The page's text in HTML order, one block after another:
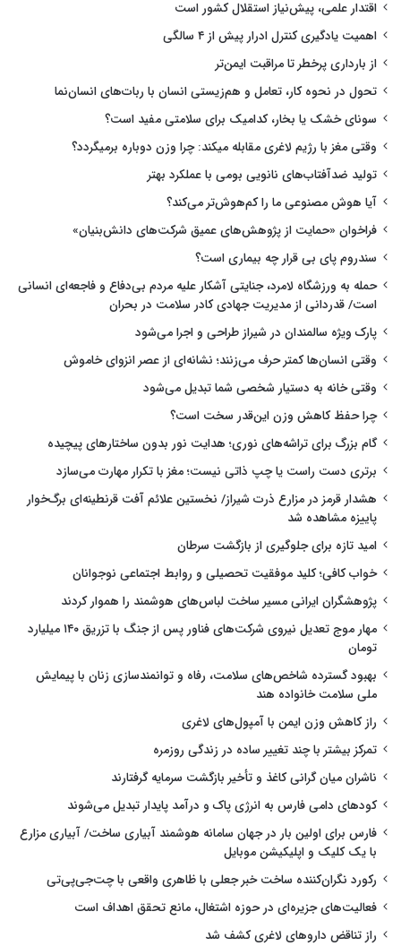
اقتدار علمی، پیش‌نیاز استقلال کشور است
اهمیت یادگیری کنترل ادرار پیش از ۴ سالگی
از بارداری پرخطر تا مراقبت ایمن‌تر
تحول در نحوه کار، تعامل و هم‌زیستی انسان با ربات‌های انسان‌نما
سونای خشک یا بخار، کدامیک برای سلامتی مفید است؟
وقتی مغز با رژیم لاغری مقابله میکند: چرا وزن دوباره برمیگردد؟
تولید ضدآفتاب‌های نانویی بومی با عملکرد بهتر
آیا هوش مصنوعی ما را کم‌هوش‌تر می‌کند؟
فراخوان «حمایت از پژوهش‌های عمیق شرکت‌های دانش‌بنیان»
سندروم پای بی قرار چه بیماری است؟
حمله به ورزشگاه لامرد، جنایتی آشکار علیه مردم بی‌دفاع و فاجعه‌ای انسانی
است/ قدردانی از مدیریت جهادی کادر سلامت در بحران
پارک ویژه سالمندان در شیراز طراحی و اجرا می‌شود
وقتی انسان‌ها کمتر حرف می‌زنند؛ نشانه‌ای از عصر انزوای خاموش
وقتی خانه به دستیار شخصی شما تبدیل می‌شود
چرا حفظ کاهش وزن این‌قدر سخت است؟
گام بزرگ برای تراشه‌های نوری؛ هدایت نور بدون ساختارهای پیچیده
برتری دست راست یا چپ ذاتی نیست؛ مغز با تکرار مهارت می‌سازد
هشدار قرمز در مزارع ذرت شیراز/ نخستین علائم آفت قرنطینه‌ای برگ‌خوار
پاییزه مشاهده شد
امید تازه برای جلوگیری از بازگشت سرطان
خواب کافی؛ کلید موفقیت تحصیلی و روابط اجتماعی نوجوانان
پژوهشگران ایرانی مسیر ساخت لباس‌های هوشمند را هموار کردند
مهار موج تعدیل نیروی شرکت‌های فناور پس از جنگ با تزریق ۱۴۰ میلیارد
تومان
بهبود گسترده شاخص‌های سلامت، رفاه و توانمندسازی زنان با پیمایش
ملی سلامت خانواده هند
راز کاهش وزن ایمن با آمپول‌های لاغری
تمرکز بیشتر با چند تغییر ساده در زندگی روزمره
ناشران میان گرانی کاغذ و تأخیر بازگشت سرمایه گرفتارند
کودهای دامی فارس به انرژی پاک و درآمد پایدار تبدیل می‌شوند
فارس برای اولین بار در جهان سامانه هوشمند آبیاری ساخت/ آبیاری مزارع
با یک کلیک و اپلیکیشن موبایل
رکورد نگران‌کننده ساخت خبر جعلی با ظاهری واقعی با چت‌جی‌پی‌تی
فعالیت‌های جزیره‌ای در حوزه اشتغال، مانع تحقق اهداف است
راز تناقض داروهای لاغری کشف شد